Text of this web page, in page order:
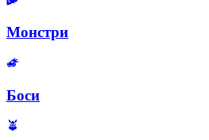
Монстри
Боси